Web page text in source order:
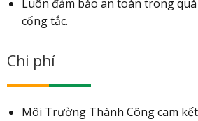
Luôn đảm bảo an toàn trong
cống tắc.
Chi phí
Môi Trường Thành Công cam